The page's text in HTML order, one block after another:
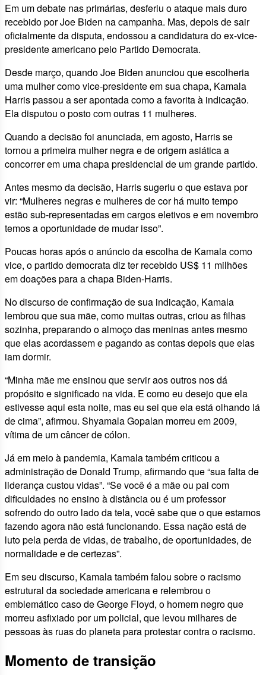
Em um debate nas primárias, desferiu o ataque mais duro
recebido por Joe Biden na campanha. Mas, depois de sair
oficialmente da disputa, endossou a candidatura do ex-vice-
presidente americano pelo Partido Democrata.
Desde março, quando Joe Biden anunciou que escolheria
uma mulher como vice-presidente em sua chapa, Kamala
Harris passou a ser apontada como a favorita à indicação.
Ela disputou o posto com outras 11 mulheres.
Quando a decisão foi anunciada, em agosto, Harris se
tornou a primeira mulher negra e de origem asiática a
concorrer em uma chapa presidencial de um grande partido.
Antes mesmo da decisão, Harris sugeriu o que estava por
vir: “Mulheres negras e mulheres de cor há muito tempo
estão sub-representadas em cargos eletivos e em novembro
temos a oportunidade de mudar isso”.
Poucas horas após o anúncio da escolha de Kamala como
vice, o partido democrata diz ter recebido US$ 11 milhões
em doações para a chapa Biden-Harris.
No discurso de confirmação de sua indicação, Kamala
lembrou que sua mãe, como muitas outras, criou as filhas
sozinha, preparando o almoço das meninas antes mesmo
que elas acordassem e pagando as contas depois que elas
iam dormir.
“Minha mãe me ensinou que servir aos outros nos dá
propósito e significado na vida. E como eu desejo que ela
estivesse aqui esta noite, mas eu sei que ela está olhando lá
de cima”, afirmou. Shyamala Gopalan morreu em 2009,
vítima de um câncer de cólon.
Já em meio à pandemia, Kamala também criticou a
administração de Donald Trump, afirmando que “sua falta de
liderança custou vidas”. “Se você é a mãe ou pai com
dificuldades no ensino à distância ou é um professor
sofrendo do outro lado da tela, você sabe que o que estamos
fazendo agora não está funcionando. Essa nação está de
luto pela perda de vidas, de trabalho, de oportunidades, de
normalidade e de certezas”.
Em seu discurso, Kamala também falou sobre o racismo
estrutural da sociedade americana e relembrou o
emblemático caso de George Floyd, o homem negro que
morreu asfixiado por um policial, que levou milhares de
pessoas às ruas do planeta para protestar contra o racismo.
Momento de transição